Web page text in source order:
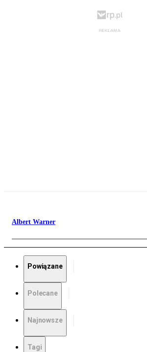
Albert Warner
Powiązane
Polecane
Najnowsze
Tagi